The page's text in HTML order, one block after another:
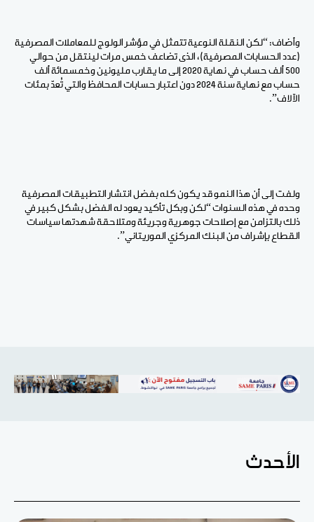
وأضاف: “لكن النقلة النوعية تتمثل في مؤشر الولوج للمعاملات المصرفية
(عدد الحسابات المصرفية)، الذى تضاعف خمس مرات لينتقل من حوالي
500 ألف حساب في نهاية 2020 إلى ما يقارب مليونين وخمسمائة ألف
حساب مع نهاية سنة 2024 دون اعتبار حسابات المحافظ والتي تُعدّ بمئات
الآلاف”.
ولفت إلى أن هذا النمو قد يكون كله بفضل انتشار التطبيقات المصرفية
وحده في هذه السنوات “لكن وبكل تأكيد يعود له الفضل بشكل كبير في
ذلك بالتزامن مع إصلاحات جوهرية وجريئة ومتلاحقة شهدتها سياسات
القطاع بإشراف من البنك المركزي الموريتاني”.
الأحدث